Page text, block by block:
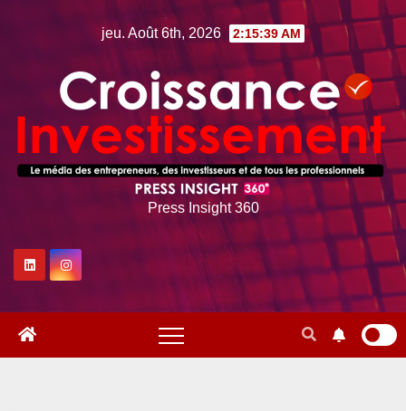
jeu. Août 6th, 2026 2:15:41 AM
Press Insight 360